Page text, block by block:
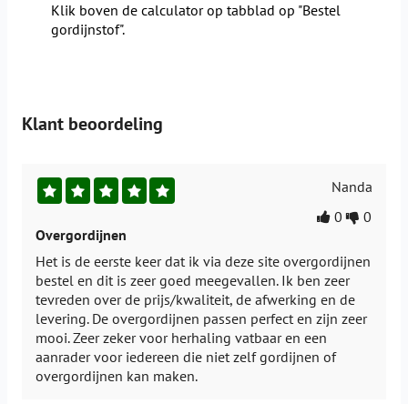
Klik boven de calculator op tabblad op "Bestel
gordijnstof".
Klant beoordeling
0 0
Nanda
Overgordijnen
Het is de eerste keer dat ik via deze site overgordijnen
bestel en dit is zeer goed meegevallen. Ik ben zeer
tevreden over de prijs/kwaliteit, de afwerking en de
levering. De overgordijnen passen perfect en zijn zeer
mooi. Zeer zeker voor herhaling vatbaar en een
aanrader voor iedereen die niet zelf gordijnen of
overgordijnen kan maken.